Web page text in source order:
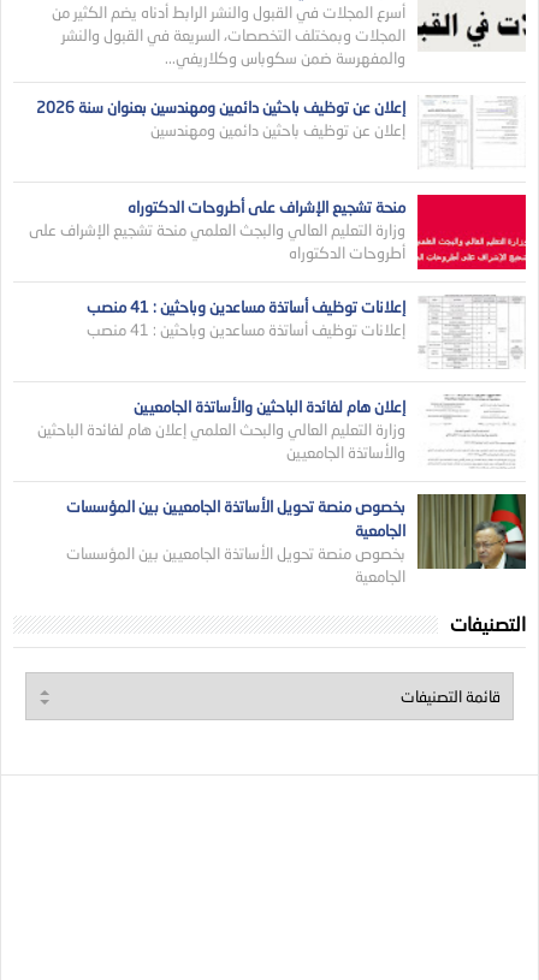
أسرع المجلات في القبول والنشر الرابط أدناه يضم الكثير من
المجلات وبمختلف التخصصات، السريعة في القبول والنشر
والمفهرسة ضمن سكوباس وكلاريفي...
إعلان عن توظيف باحثين دائمين ومهندسين بعنوان سنة 2026
إعلان عن توظيف باحثين دائمين ومهندسين
منحة تشجيع الإشراف على أطروحات الدكتوراه
وزارة التعليم العالي والبجث العلمي منحة تشجيع الإشراف على
أطروحات الدكتوراه
إعلانات توظيف أساتذة مساعدين وباحثين : 41 منصب
إعلانات توظيف أساتذة مساعدين وباحثين : 41 منصب
إعلان هام لفائدة الباحثين والأساتذة الجامعيين
وزارة التعليم العالي والبحث العلمي إعلان هام لفائدة الباحثين
والأساتذة الجامعيين
بخصوص منصة تحويل الأساتذة الجامعيين بين المؤسسات
الجامعية
بخصوص منصة تحويل الأساتذة الجامعيين بين المؤسسات
الجامعية
التصنيفات